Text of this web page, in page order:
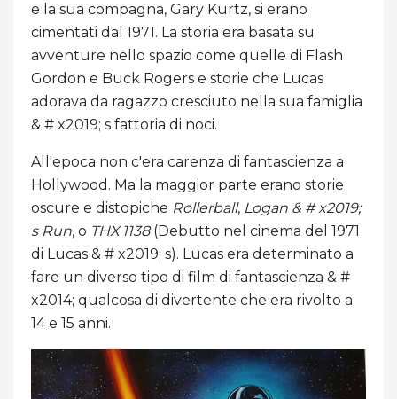
e la sua compagna, Gary Kurtz, si erano
cimentati dal 1971. La storia era basata su
avventure nello spazio come quelle di Flash
Gordon e Buck Rogers e storie che Lucas
adorava da ragazzo cresciuto nella sua famiglia
& # x2019; s fattoria di noci.
All'epoca non c'era carenza di fantascienza a
Hollywood. Ma la maggior parte erano storie
oscure e distopiche Rollerball, Logan & # x2019;
s Run, o THX 1138(Debutto nel cinema del 1971
di Lucas & # x2019; s). Lucas era determinato a
fare un diverso tipo di film di fantascienza & #
x2014; qualcosa di divertente che era rivolto a
14 e 15 anni.